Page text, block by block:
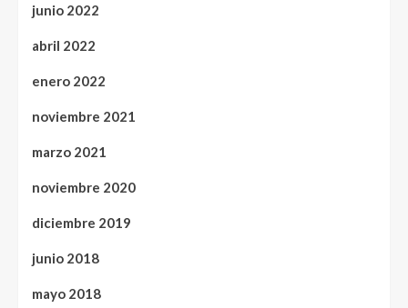
junio 2022
abril 2022
enero 2022
noviembre 2021
marzo 2021
noviembre 2020
diciembre 2019
junio 2018
mayo 2018